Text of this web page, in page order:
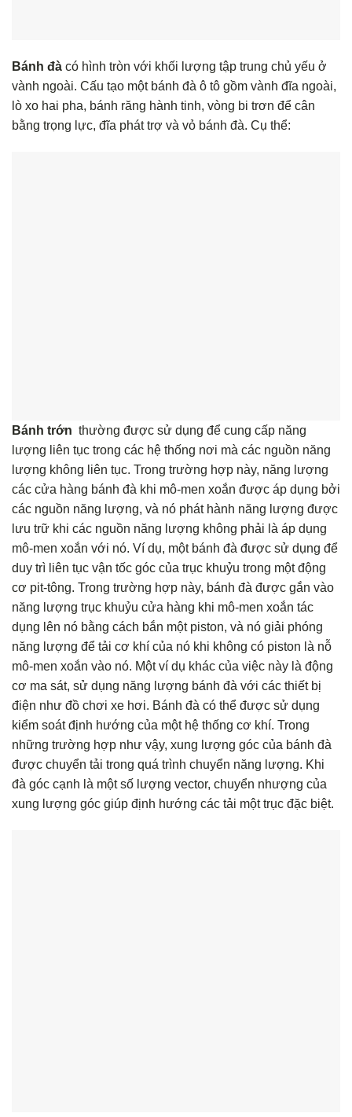
Bánh đà có hình tròn với khối lượng tập trung chủ yếu ở
vành ngoài. Cấu tạo một bánh đà ô tô gồm vành đĩa ngoài,
lò xo hai pha, bánh răng hành tinh, vòng bi trơn để cân
bằng trọng lực, đĩa phát trợ và vỏ bánh đà. Cụ thể:
Bánh trớn thường được sử dụng để cung cấp năng
lượng liên tục trong các hệ thống nơi mà các nguồn năng
lượng không liên tục. Trong trường hợp này, năng lượng
các cửa hàng bánh đà khi mô-men xoắn được áp dụng bởi
các nguồn năng lượng, và nó phát hành năng lượng được
lưu trữ khi các nguồn năng lượng không phải là áp dụng
mô-men xoắn với nó. Ví dụ, một bánh đà được sử dụng để
duy trì liên tục vận tốc góc của trục khuỷu trong một động
cơ pit-tông. Trong trường hợp này, bánh đà được gắn vào
năng lượng trục khuỷu cửa hàng khi mô-men xoắn tác
dụng lên nó bằng cách bắn một piston, và nó giải phóng
năng lượng để tải cơ khí của nó khi không có piston là nỗ
mô-men xoắn vào nó. Một ví dụ khác của việc này là động
cơ ma sát, sử dụng năng lượng bánh đà với các thiết bị
điện như đồ chơi xe hơi. Bánh đà có thể được sử dụng
kiểm soát định hướng của một hệ thống cơ khí. Trong
những trường hợp như vậy, xung lượng góc của bánh đà
được chuyển tải trong quá trình chuyển năng lượng. Khi
đà góc cạnh là một số lượng vector, chuyển nhượng của
xung lượng góc giúp định hướng các tải một trục đặc biệt.